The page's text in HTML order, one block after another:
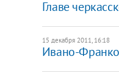
Главе
15 декабря 2011, 16:18
Ивано-